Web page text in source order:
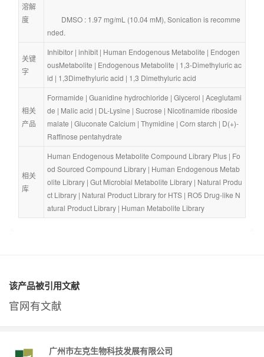
溶解
度
nded.
关键
字
Inhibitor | inhibit | Human Endogenous Metabolite | Endogen
ousMetabolite | Endogenous Metabolite | 1,3-Dimethyluric ac
id | 1,3Dimethyluric acid | 1,3 Dimethyluric acid
相关
产品
Formamide | Guanidine hydrochloride | Glycerol | Aceglutami
de | Malic acid | DL-Lysine | Sucrose | Nicotinamide riboside
malate | Gluconate Calcium | Thymidine | Corn starch | D(+)-
Raffinose pentahydrate
相关
库
Human Endogenous Metabolite Compound Library Plus | Fo
od Sourced Compound Library | Human Endogenous Metab
olite Library | Gut Microbial Metabolite Library | Natural Produ
ct Library | Natural Product Library for HTS | RO5 Drug-like N
atural Product Library | Human Metabolite Library
该产品被引用文献
官网有文献
广州市左克生物科技发展有限公司